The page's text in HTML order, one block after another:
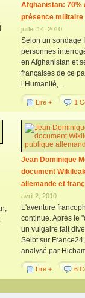
Afghanistan: 70%
présence militaire
juillet 14, 2010
Selon un sondage
personnes
en Afghanistan et
françaises de ce
l’Humanité,...
Lire + 1
Jean Dominique
document
allemande et
avril 2, 2010
L'aventure
continue. Après le
un vulgaire fait
Seibt sur
analysé par
Lire + 6